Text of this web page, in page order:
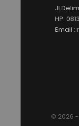
HP.
Email :
© 2026